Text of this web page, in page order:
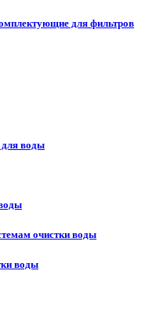
для фильтров
для воды
очистки воды
воды